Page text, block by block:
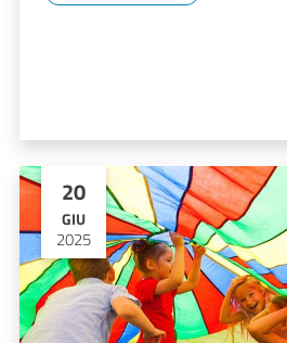
20
GIU
2025